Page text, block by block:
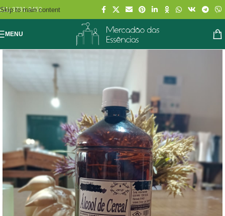
Skip to main content
(11) 3731-2452
MENU